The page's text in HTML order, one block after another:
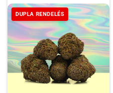
DUPLA RENDELÉS